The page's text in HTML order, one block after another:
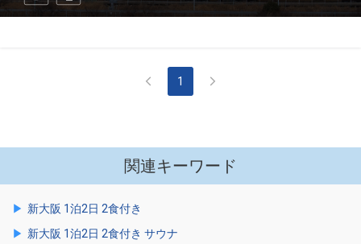
1
関連キーワード
新大阪 1泊2日 2食付き
新大阪 1泊2日 2食付き サウナ